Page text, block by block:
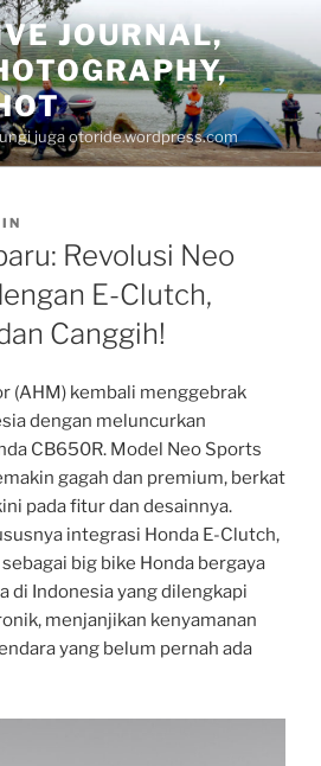
JOURNAL,
juga otoride.wordpress.com
Revolusi Neo
E-Clutch,
Canggih!
(AHM) kembali menggebrak
dengan meluncurkan
CB650R. Model Neo Sports
gagah dan premium, berkat
pada fitur dan desainnya.
integrasi Honda E-Clutch,
big bike Honda bergaya
Indonesia yang dilengkapi
menjanjikan kenyamanan
yang belum pernah ada